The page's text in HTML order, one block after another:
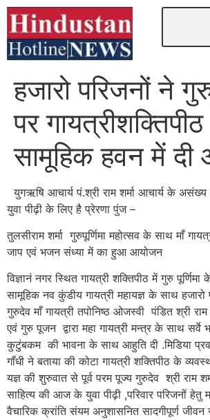
हजारो परिजनों ने
पर
सामूहिक हवन में दी
युगऋषि आचार्य पं.श्री राम शर्मा आचार्य के
युवा पीढ़ी के लिए है प्रेरणा पुंज –
तुलसीराम शर्मा गुरुपूर्णिमा महोत्सव के साथ माँ
जाप एवं भजन संध्या में का हुआ आयोजन
विज्ञानं नगर स्थित गायत्री शक्तिपीठ में गुरु
सामूहिक नव कुंडीय गायत्री महायज्ञ के साथ हजारो
गुरुदेव माँ गायत्री तपोनिष्ठ ओजस्वी पंडित श्री
एवं गुरु पूजन द्वारा महा गायत्री मन्त्र के साथ
कुटुंबकम की भावना के साथ आहुति दी .मिडिया
गाँधी ने बताया की कोटा गायत्री शक्तिपीठ के
यज्ञ की शुरुवात से पूर्व परम पूज्य गुरुदेव श्री राम
साहित्य की आज के युवा पीढ़ी ,परिवार परिजनों हेतु
वैचारिक क्रांति संयम अनुशासनित सादगीपूर्ण जीवन